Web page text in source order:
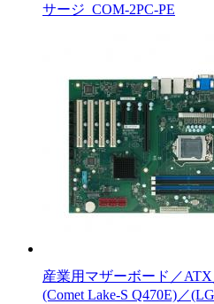
サージ_COM-2PC-PE
産業用マザーボード／
(Comet Lake-S Q470E)／